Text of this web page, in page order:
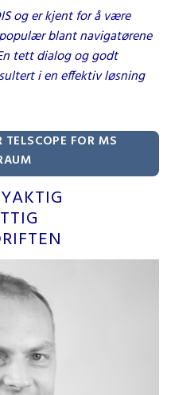
og er kjent for å være
blant navigatørene
tett dialog og godt
i en effektiv løsning
FOR MS